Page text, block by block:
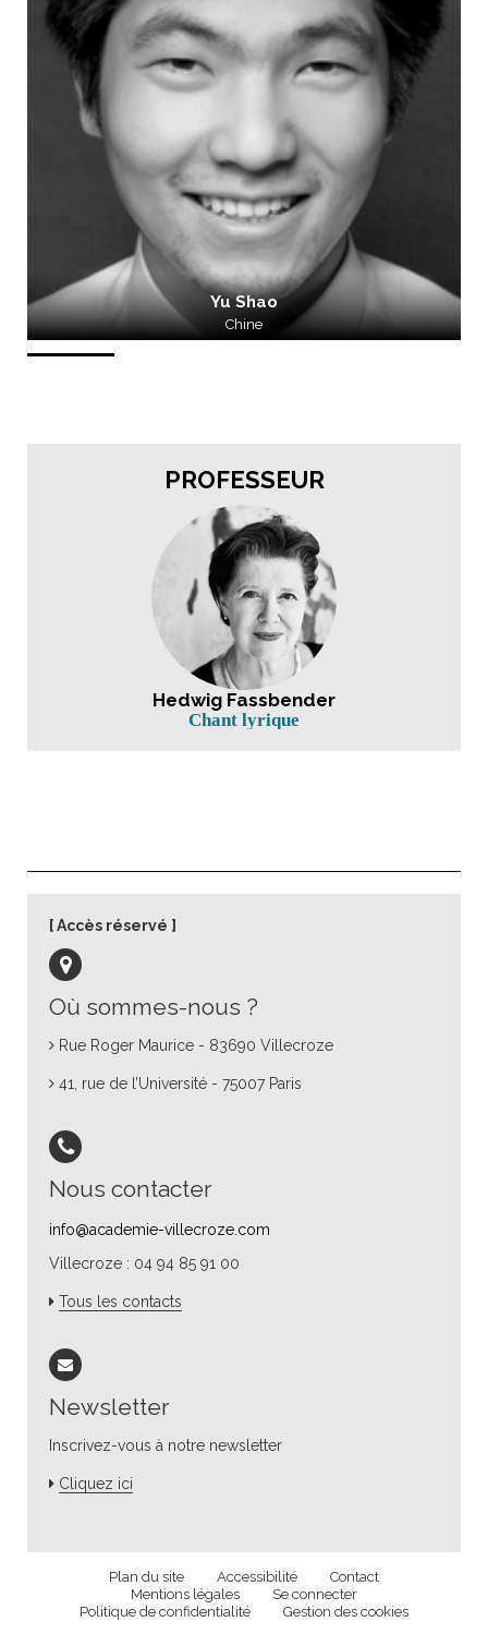
Yu Shao
Chine
PROFESSEUR
Hedwig Fassbender
Chant lyrique
Où sommes-nous ?
Rue Roger Maurice - 83690 Villecroze
41, rue de l’Université - 75007 Paris
Nous contacter
info@academie-villecroze.com
Villecroze : 04 94 85 91 00
Tous les contacts
Newsletter
Inscrivez-vous à notre newsletter
Cliquez ici
Accès réservé
Plan du site Accessibilité
Contact
Mentions légales
Se connecter
Politique de confidentialité
Gestion des cookies